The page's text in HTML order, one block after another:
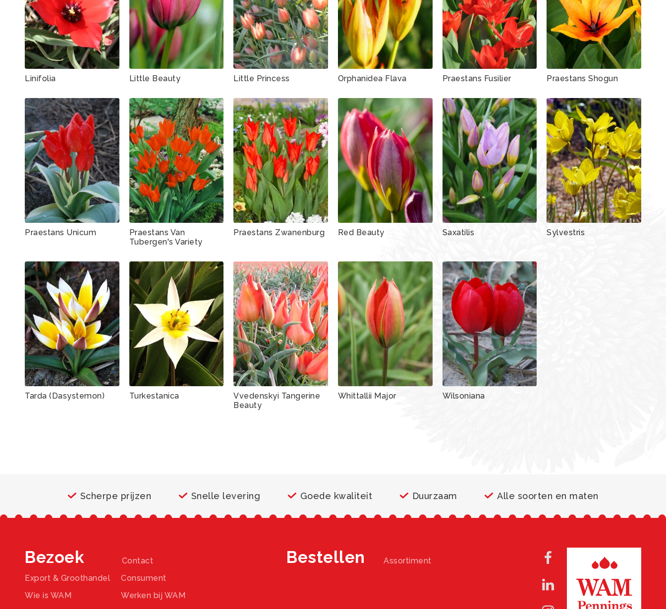
Linifolia Little Beauty Little Princess Orphanidea Flava Praestans Fusilier Praestans Shogun
Praestans Unicum
Praestans Van
Tubergen's Variety
Praestans Zwanenburg Red Beauty Saxatilis Sylvestris
Tarda (Dasystemon) Turkestanica
Vvedenskyi Tangerine
Beauty
Whittallii Major Wilsoniana
Scherpe prijzen Snelle levering Goede kwaliteit Duurzaam Alle soorten en maten
Bezoek
Contact
Export & Groothandel
Consument
Wie is WAM
Werken bij WAM
Bestellen Assortiment